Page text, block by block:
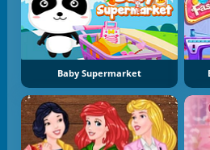
Baby Supermarket